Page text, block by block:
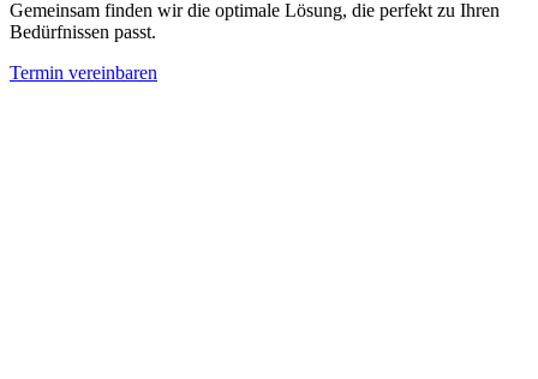
Gemeinsam finden wir die optimale Lösung, die perfekt zu Ihren
Bedürfnissen passt.
Termin vereinbaren